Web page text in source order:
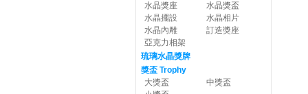
水晶獎座
水晶獎盃
水晶擺設
水晶相片
水晶內雕
訂造獎座
亞克力相架
琉璃水晶獎牌
獎盃 Trophy
大獎盃
中獎盃